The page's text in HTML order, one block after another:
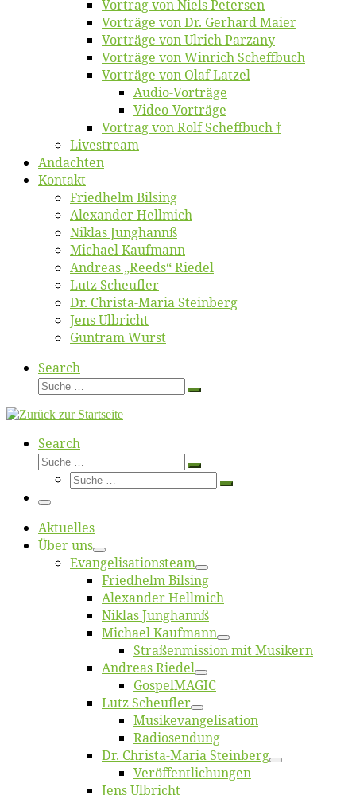
Vor­trag von Niels Petersen
Vor­trä­ge von Dr. Ger­hard Maier
Vor­trä­ge von Ul­rich Parzany
Vor­trä­ge von Win­rich Scheffbuch
Vor­trä­ge von Olaf Latzel
Au­dio-Vor­trä­ge
Vi­deo-Vor­trä­ge
Vor­trag von Rolf Scheffbuch †
Live­stream
An­dach­ten
Kon­takt
Fried­helm Bilsing
Alex­an­der Hellmich
Ni­klas Junghannß
Mi­cha­el Kaufmann
An­dre­as „Reeds“ Riedel
Lutz Scheuf­ler
Dr. Chris­­ta-Ma­ria Steinberg
Jens Ulb­richt
Gun­tram Wurst
Search
Suche
Suche
Search
Suche
Suche
Suche
Suche
Menü
Ak­tu­el­les
Über uns
Evangelisa­tions­team
Fried­helm Bilsing
Alex­an­der Hellmich
Ni­klas Junghannß
Mi­cha­el Kaufmann
Straßenmis­sion mit Musikern
An­dre­as Riedel
Gos­pel­MA­GIC
Lutz Scheuf­ler
Musikevan­ge­li­sa­tion
Ra­dio­sen­dung
Dr. Chris­­ta-Ma­ria Steinberg
Ver­öf­fent­li­chun­gen
Jens Ulb­richt